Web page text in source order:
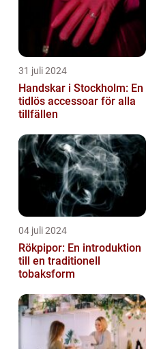
31 juli 2024
Handskar i Stockholm: En
tidlös accessoar för alla
tillfällen
04 juli 2024
Rökpipor: En introduktion
till en traditionell
tobaksform